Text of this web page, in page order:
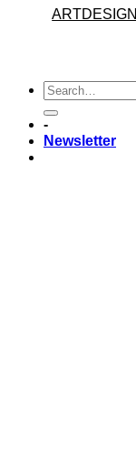
ARTDESIGN
-
Newsletter